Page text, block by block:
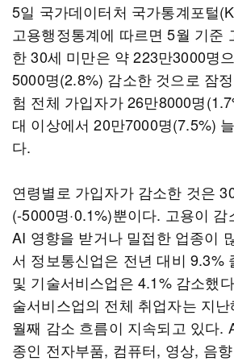
5일 국가데이터처 국가통계포털
고용행정통계에 따르면 5월 기준
한 30세 미만은 약 223만3000명
5000명(2.8%) 감소한 것으로 잠
험 전체 가입자가 26만8000명
대 이상에서 20만7000명(7.5%)
다.
연령별로 가입자가 감소한 것은
(-5000명·0.1%)뿐이다. 고용이
AI 영향을 받거나 밀접한 업종이
서 정보통신업은 전년 대비 9.3%
및 기술서비스업은 4.1% 감소했
술서비스업의 전체 취업자는 지
월째 감소 흐름이 지속되고 있다.
종인 전자부품, 컴퓨터, 영상, 음